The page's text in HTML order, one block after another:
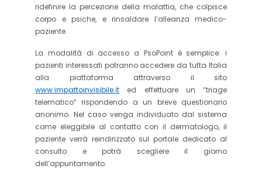
ridefinire la percezione della malattia, che colpisce
corpo e psiche, e rinsaldare l’alleanza medico-
paziente.
La modalità di accesso a PsoPoint è semplice: i
pazienti interessati potranno accedere da tutta Italia
alla piattaforma attraverso il sito
www.impattoinvisibile.it ed effettuare un “triage
telematico” rispondendo a un breve questionario
anonimo. Nel caso venga individuato dal sistema
come eleggibile al contatto con il dermatologo, il
paziente verrà reindirizzato sul portale dedicato al
consulto e potrà scegliere il giorno
dell’appuntamento.